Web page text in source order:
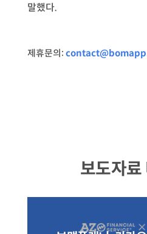
말했다.
제휴문의:
보도자료